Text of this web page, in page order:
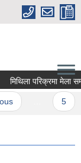
मिथिला परिक्रमा मेला